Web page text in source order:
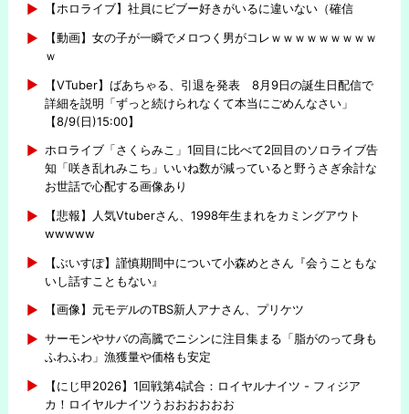
【ホロライブ】社員にビブー好きがいるに違いない（確信
【動画】女の子が一瞬でメロつく男がコレｗｗｗｗｗｗｗｗｗ
ｗ
【VTuber】ばあちゃる、引退を発表 8月9日の誕生日配信で
詳細を説明「ずっと続けられなくて本当にごめんなさい」
【8/9(日)15:00】
ホロライブ「さくらみこ」1回目に比べて2回目のソロライブ告
知「咲き乱れみこち」いいね数が減っていると野うさぎ余計な
お世話で心配する画像あり
【悲報】人気Vtuberさん、1998年生まれをカミングアウト
wwwww
【ぶいすぽ】謹慎期間中について小森めとさん『会うこともな
いし話すこともない』
【画像】元モデルのTBS新人アナさん、プリケツ
サーモンやサバの高騰でニシンに注目集まる「脂がのって身も
ふわふわ」漁獲量や価格も安定
【にじ甲2026】1回戦第4試合：ロイヤルナイツ - フィジア
カ！ロイヤルナイツうおおおおおお